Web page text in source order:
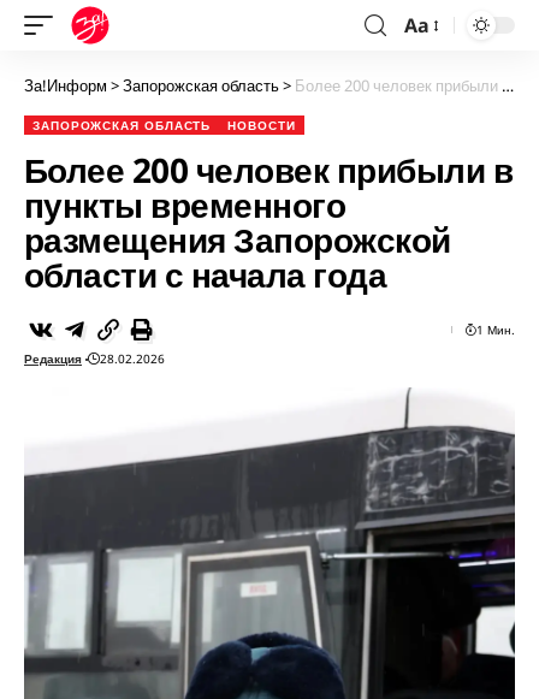
Aa
За!Информ >Запорожская область> Более 200 человек прибыли в пункты временного размещения Запорожской области с начала года
ЗАПОРОЖСКАЯ ОБЛАСТЬ НОВОСТИ
Более 200 человек прибыли в
пункты временного
размещения Запорожской
области с начала года
Редакция 28.02.2026
1 Мин.